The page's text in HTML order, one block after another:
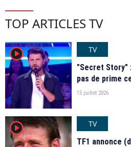
TOP ARTICLES TV
player2
TV
"Secret Story"
pas de prime
15 juillet 2026
player2
TV
TF1 annonce